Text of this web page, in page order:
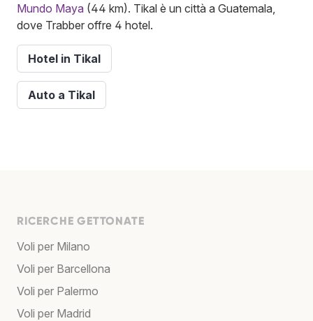
Mundo Maya (44 km). Tikal è un città a Guatemala,
dove Trabber offre 4 hotel.
Hotel in Tikal
Auto a Tikal
RICERCHE GETTONATE
Voli per Milano
Voli per Barcellona
Voli per Palermo
Voli per Madrid